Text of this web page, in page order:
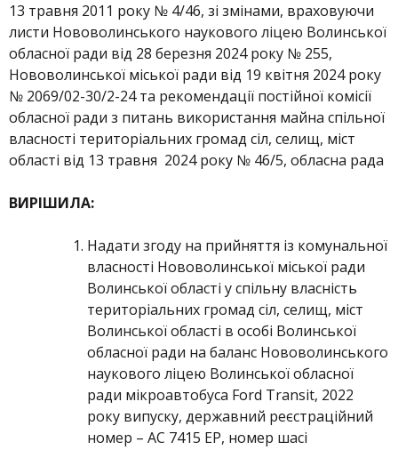
13 травня 2011 року № 4/46, зі змінами, враховуючи
листи Нововолинського наукового ліцею Волинської
обласної ради від 28 березня 2024 року № 255,
Нововолинської міської ради від 19 квітня 2024 року
№ 2069/02-30/2-24 та рекомендації постійної комісії
обласної ради з питань використання майна спільної
власності територіальних громад сіл, селищ, міст
області від 13 травня 2024 року № 46/5, обласна рада
ВИРІШИЛА:
Надати згоду на прийняття із комунальної
власності Нововолинської міської ради
Волинської області у спільну власність
територіальних громад сіл, селищ, міст
Волинської області в особі Волинської
обласної ради на баланс Нововолинського
наукового ліцею Волинської обласної
ради мікроавтобуса Ford Transit, 2022
року випуску, державний реєстраційний
номер – АС 7415 ЕР, номер шасі